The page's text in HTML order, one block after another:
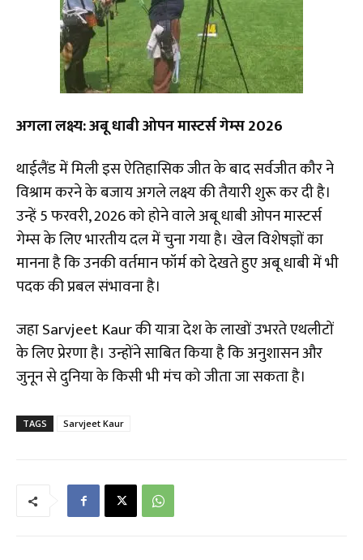
अगला लक्ष्य: अबू धाबी ओपन मास्टर्स गेम्स 2026
​थाईलैंड में मिली इस ऐतिहासिक जीत के बाद सर्वजीत कौर ने
विश्राम करने के बजाय अगले लक्ष्य की तैयारी शुरू कर दी है।
उन्हें 5 फरवरी, 2026 को होने वाले अबू धाबी ओपन मास्टर्स
गेम्स के लिए भारतीय दल में चुना गया है। खेल विशेषज्ञों का
मानना है कि उनकी वर्तमान फॉर्म को देखते हुए अबू धाबी में भी
पदक की प्रबल संभावना है।
​जहा Sarvjeet Kaur की यात्रा देश के लाखों उभरते एथलीटों
के लिए प्रेरणा है। उन्होंने साबित किया है कि अनुशासन और
जुनून से दुनिया के किसी भी मंच को जीता जा सकता है।
TAGS Sarvjeet Kaur